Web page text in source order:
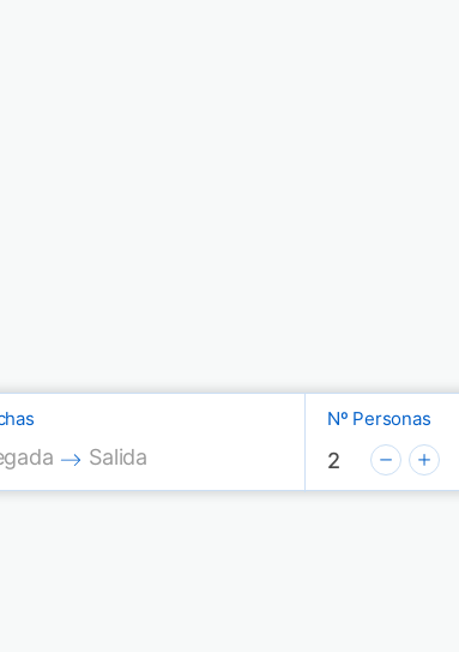
the down arrow key to interact with the
Press the down arrow key to
Salida
Nº Personas
2